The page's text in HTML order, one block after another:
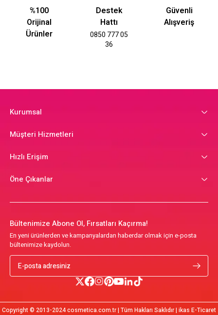
%100
Orijinal
Ürünler
Destek
Hattı
0850 777 05
36
Güvenli
Alışveriş
Kurumsal
Müşteri Hizmetleri
Hızlı Erişim
Öne Çıkanlar
Bültenimize Abone Ol, Fırsatları Kaçırma!
En yeni ürünlerden ve kampanyalardan haberdar olmak için e-posta
bültenimize kaydolun.
Copyright © 2013-2024 cosmetica.com.tr | Tüm Hakları Saklıdır | ikas E-Ticaret